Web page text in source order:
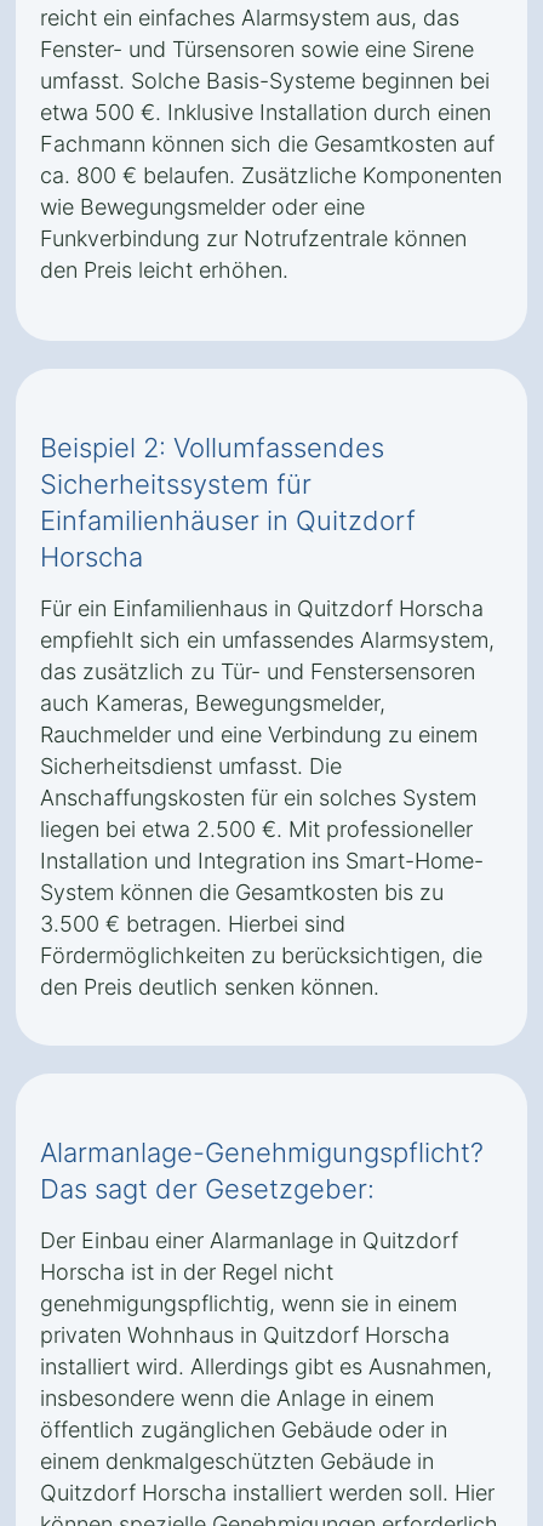
reicht ein einfaches Alarmsystem aus, das
Fenster- und Türsensoren sowie eine Sirene
umfasst. Solche Basis-Systeme beginnen bei
etwa 500 €. Inklusive Installation durch einen
Fachmann können sich die Gesamtkosten auf
ca. 800 € belaufen. Zusätzliche Komponenten
wie Bewegungsmelder oder eine
Funkverbindung zur Notrufzentrale können
den Preis leicht erhöhen.
Beispiel 2: Vollumfassendes
Sicherheitssystem für
Einfamilienhäuser in Quitzdorf
Horscha
Für ein Einfamilienhaus in Quitzdorf Horscha
empfiehlt sich ein umfassendes Alarmsystem,
das zusätzlich zu Tür- und Fenstersensoren
auch Kameras, Bewegungsmelder,
Rauchmelder und eine Verbindung zu einem
Sicherheitsdienst umfasst. Die
Anschaffungskosten für ein solches System
liegen bei etwa 2.500 €. Mit professioneller
Installation und Integration ins Smart-Home-
System können die Gesamtkosten bis zu
3.500 € betragen. Hierbei sind
Fördermöglichkeiten zu berücksichtigen, die
den Preis deutlich senken können.
Alarmanlage-Genehmigungspflicht?
Das sagt der Gesetzgeber:
Der Einbau einer Alarmanlage in Quitzdorf
Horscha ist in der Regel nicht
genehmigungspflichtig, wenn sie in einem
privaten Wohnhaus in Quitzdorf Horscha
installiert wird. Allerdings gibt es Ausnahmen,
insbesondere wenn die Anlage in einem
öffentlich zugänglichen Gebäude oder in
einem denkmalgeschützten Gebäude in
Quitzdorf Horscha installiert werden soll. Hier